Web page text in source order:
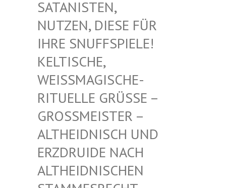
TANISTEN, NU
TZEN, DIESE FÜR IH
RE SNUFFSPIELE! KE
LTISCHE, WE
ISSMAGISCHE- RIT
UELLE GRÜSSE – GROSS
MEISTER – ALTHE
IDNISCH UND ERZDR
UIDE NACH ALTHE
IDNISCHEN STAMM